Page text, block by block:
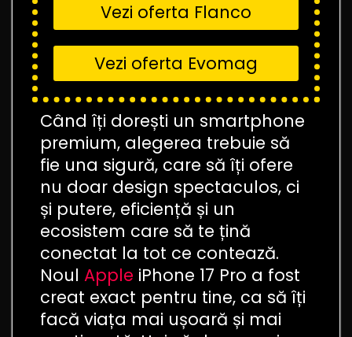
Vezi oferta Flanco
Vezi oferta Evomag
Când îți dorești un smartphone
premium, alegerea trebuie să
fie una sigură, care să îți ofere
nu doar design spectaculos, ci
și putere, eficiență și un
ecosistem care să te țină
conectat la tot ce contează.
Noul Apple iPhone 17 Pro a fost
creat exact pentru tine, ca să îți
facă viața mai ușoară și mai